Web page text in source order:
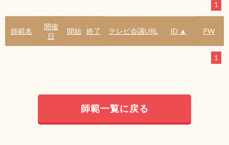
1
師範名
開催
日
開始 終了 テレビ会議URL ID ▲ PW
1
師範一覧に戻る